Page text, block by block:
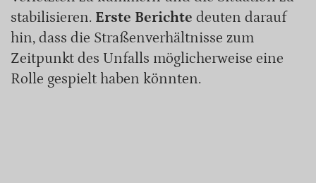
stabilisieren. Erste Berichte deuten darauf
hin, dass die Straßenverhältnisse zum
Zeitpunkt des Unfalls möglicherweise eine
Rolle gespielt haben könnten.